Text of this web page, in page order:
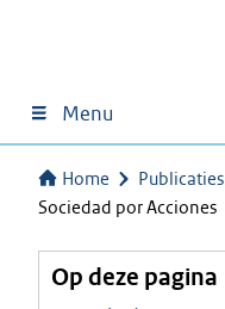
Menu
Home Publicaties
Sociedad por Acciones
Op deze pagina